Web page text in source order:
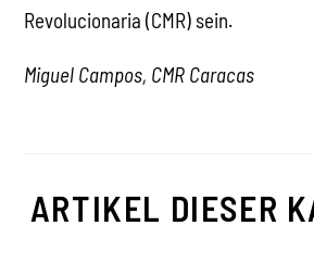
Revolucionaria (CMR) sein.
Miguel Campos, CMR Caracas
ARTIKEL DIESER